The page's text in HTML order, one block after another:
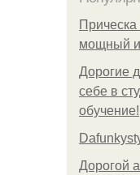
мощный
Дорогие
себе в
обучение!
Дорогой